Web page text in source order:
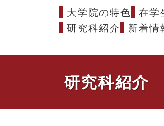
大学院の特色 在学
研究科紹介
新着情
研究科紹介